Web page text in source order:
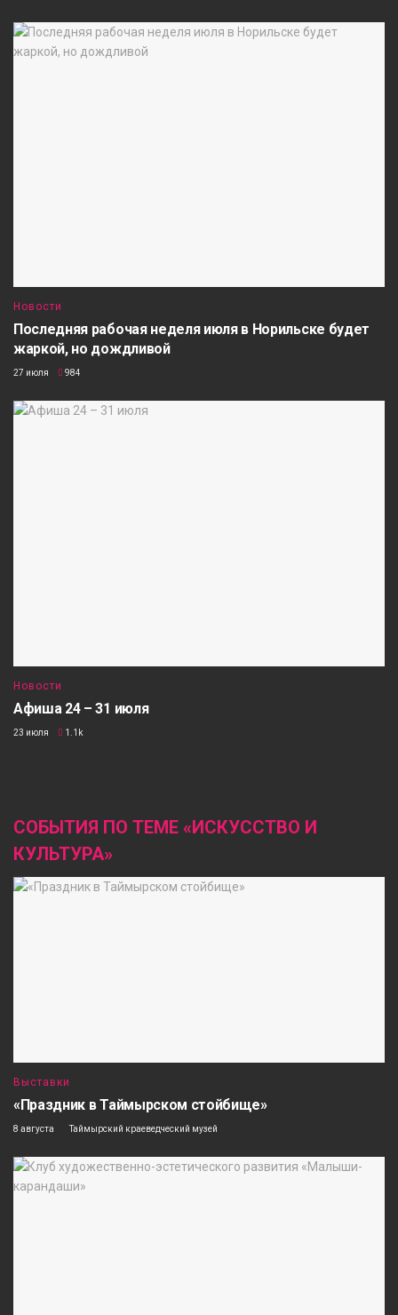
Новости
Последняя рабочая неделя июля в Норильске будет
жаркой, но дождливой
27 июля 984
Новости
Афиша 24 – 31 июля
23 июля 1.1k
СОБЫТИЯ ПО ТЕМЕ «ИСКУССТВО И
КУЛЬТУРА»
Выставки
«Праздник в Таймырском стойбище»
8 августа Таймырский краеведческий музей